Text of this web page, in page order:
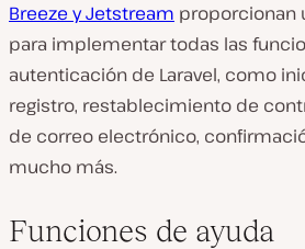
Breeze y Jetstream proporcionan
para implementar todas las
autenticación de Laravel, como
registro, restablecimiento de
de correo electrónico,
mucho más.
Funciones de ayuda